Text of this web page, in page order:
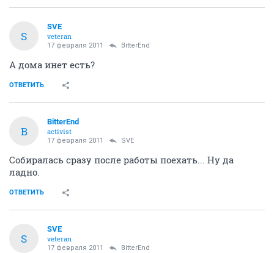
S
SVE
veteran
17 февраля 2011 BitterEnd
А дома инет есть?
ОТВЕТИТЬ
B
BitterEnd
activist
17 февраля 2011 SVE
Собиралась сразу после работы поехать... Ну да
ладно.
ОТВЕТИТЬ
S
SVE
veteran
17 февраля 2011 BitterEnd